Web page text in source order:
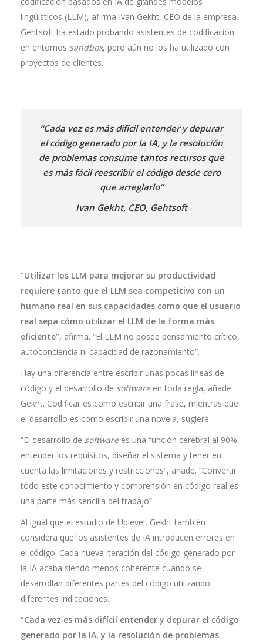
lingüísticos (LLM), afirma Ivan Gekht, CEO de la empresa.
Gehtsoft ha estado probando asistentes de codificación
en entornos sandbox, pero aún no los ha utilizado con
proyectos de clientes.
“Cada vez es más difícil entender y depurar
el código generado por la IA, y la resolución
de problemas consume tantos recursos que
es más fácil reescribir el código desde cero
que arreglarlo”
Ivan Gekht, CEO, Gehtsoft
“Utilizar los LLM para mejorar su productividad
requiere tanto que el LLM sea competitivo con un
humano real en sus capacidades como que el usuario
real sepa cómo utilizar el LLM de la forma más
eficiente”, afirma. “El LLM no posee pensamiento crítico,
autoconciencia ni capacidad de razonamiento”.
Hay una diferencia entre escribir unas pocas líneas de
código y el desarrollo de softwareen toda regla, añade
Gekht. Codificar es como escribir una frase, mientras que
el desarrollo es como escribir una novela, sugiere.
“El desarrollo de softwarees una función cerebral al 90%:
entender los requisitos, diseñar el sistema y tener en
cuenta las limitaciones y restricciones”, añade. “Convertir
todo este conocimiento y comprensión en código real es
una parte más sencilla del trabajo”.
Al igual que el estudio de Uplevel, Gekht también
considera que los asistentes de IA introducen errores en
el código. Cada nueva iteración del código generado por
la IA acaba siendo menos coherente cuando se
desarrollan diferentes partes del código utilizando
diferentes indicaciones.
“Cada vez es más difícil entender y depurar el código
generado por la IA, y la resolución de problemas